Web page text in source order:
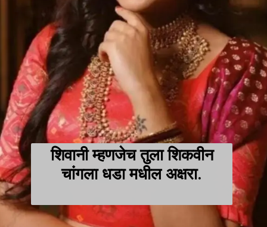
शिवानी म्हणजेच तुला शिकवीन
चांगला धडा मधील अक्षरा.